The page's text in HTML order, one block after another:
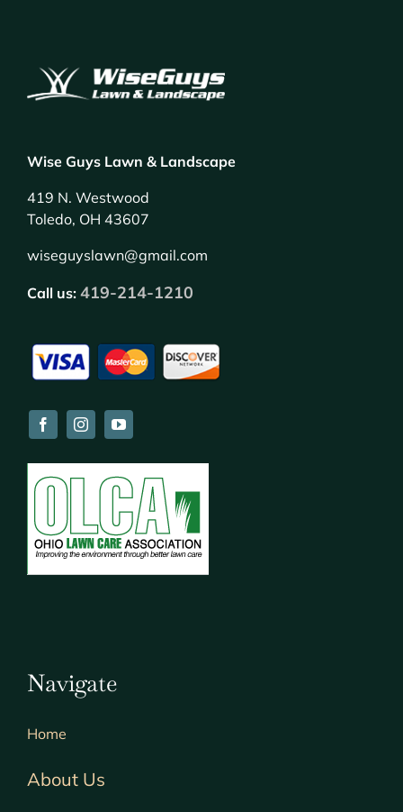
Wise Guys Lawn & Landscape
419 N. Westwood
Toledo, OH 43607
wiseguyslawn@gmail.com
Call us: 419-214-1210
Navigate
Home
About Us